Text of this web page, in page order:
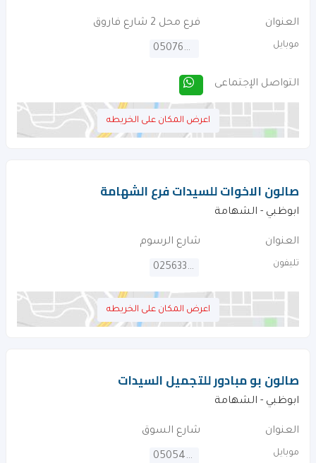
العنوان فرع محل 2 شارع فاروق
موبايل 0507624025
التواصل الإجتماعى
اعرض المكان على الخريطه
صالون الاخوات للسيدات فرع الشهامة
ابوظبي - الشهامة
العنوان شارع الرسوم
تليفون 025633610
اعرض المكان على الخريطه
صالون بو مبادور للتجميل السيدات
ابوظبي - الشهامة
العنوان شارع السوق
موبايل 0505419473